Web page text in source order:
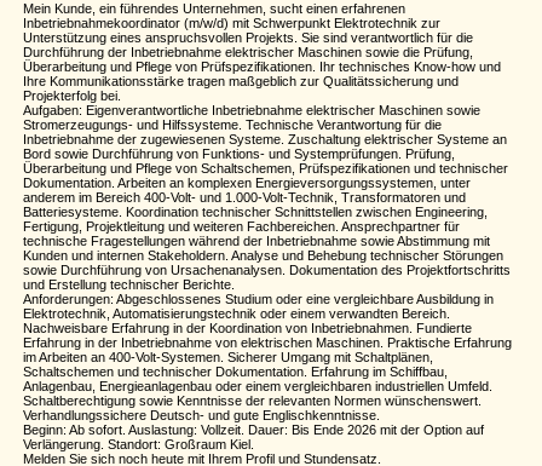
Mein Kunde, ein führendes Unternehmen, sucht einen erfahrenen
Inbetriebnahmekoordinator (m/w/d) mit Schwerpunkt Elektrotechnik zur
Unterstützung eines anspruchsvollen Projekts. Sie sind verantwortlich für die
Durchführung der Inbetriebnahme elektrischer Maschinen sowie die Prüfung,
Überarbeitung und Pflege von Prüfspezifikationen. Ihr technisches Know-how und
Ihre Kommunikationsstärke tragen maßgeblich zur Qualitätssicherung und
Projekterfolg bei.
Aufgaben: Eigenverantwortliche Inbetriebnahme elektrischer Maschinen sowie
Stromerzeugungs- und Hilfssysteme. Technische Verantwortung für die
Inbetriebnahme der zugewiesenen Systeme. Zuschaltung elektrischer Systeme an
Bord sowie Durchführung von Funktions- und Systemprüfungen. Prüfung,
Überarbeitung und Pflege von Schaltschemen, Prüfspezifikationen und technischer
Dokumentation. Arbeiten an komplexen Energieversorgungssystemen, unter
anderem im Bereich 400-Volt- und 1.000-Volt-Technik, Transformatoren und
Batteriesysteme. Koordination technischer Schnittstellen zwischen Engineering,
Fertigung, Projektleitung und weiteren Fachbereichen. Ansprechpartner für
technische Fragestellungen während der Inbetriebnahme sowie Abstimmung mit
Kunden und internen Stakeholdern. Analyse und Behebung technischer Störungen
sowie Durchführung von Ursachenanalysen. Dokumentation des Projektfortschritts
und Erstellung technischer Berichte.
Anforderungen: Abgeschlossenes Studium oder eine vergleichbare Ausbildung in
Elektrotechnik, Automatisierungstechnik oder einem verwandten Bereich.
Nachweisbare Erfahrung in der Koordination von Inbetriebnahmen. Fundierte
Erfahrung in der Inbetriebnahme von elektrischen Maschinen. Praktische Erfahrung
im Arbeiten an 400-Volt-Systemen. Sicherer Umgang mit Schaltplänen,
Schaltschemen und technischer Dokumentation. Erfahrung im Schiffbau,
Anlagenbau, Energieanlagenbau oder einem vergleichbaren industriellen Umfeld.
Schaltberechtigung sowie Kenntnisse der relevanten Normen wünschenswert.
Verhandlungssichere Deutsch- und gute Englischkenntnisse.
Beginn: Ab sofort. Auslastung: Vollzeit. Dauer: Bis Ende 2026 mit der Option auf
Verlängerung. Standort: Großraum Kiel.
Melden Sie sich noch heute mit Ihrem Profil und Stundensatz.